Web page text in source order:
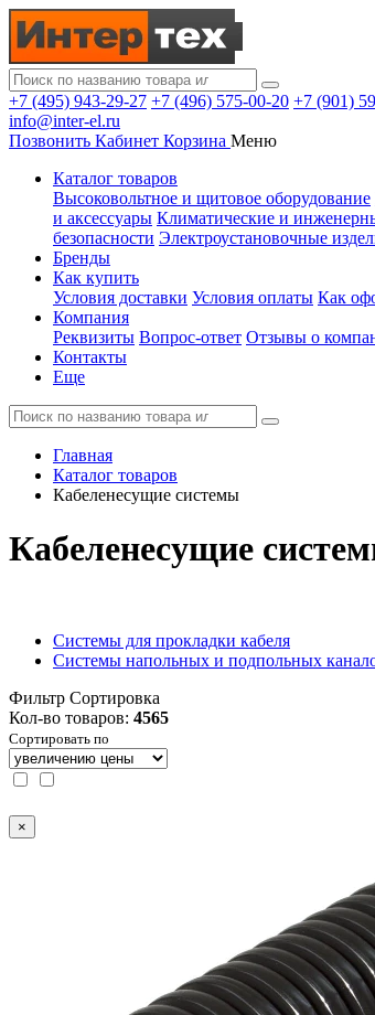
+7 (495) 943-29-27 +7 (496) 575-00-20 +7 (901)
info@inter-el.ru
Позвонить Кабинет Корзина Меню
Каталог товаров
Высоковольтное и щитовое оборудование
и аксессуары Климатические и
безопасности Электроустановочные
Бренды
Как купить
Условия доставки Условия оплаты Как
Компания
Реквизиты Вопрос-ответ Отзывы о
Контакты
Еще
Главная
Каталог товаров
Кабеленесущие системы
Кабеленесущие
Системы для прокладки кабеля
Системы напольных и подпольных
Фильтр Сортировка
Кол-во товаров: 4565
Сортировать по
×